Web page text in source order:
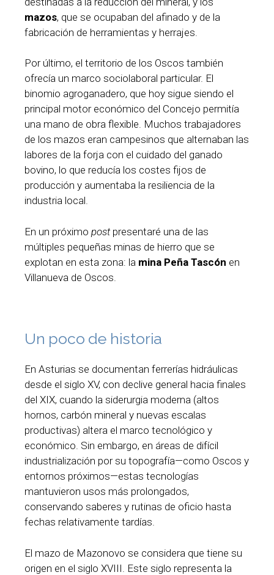
mazos, que se ocupaban del afinado y de la
fabricación de herramientas y herrajes.
Por último, el territorio de los Oscos también
ofrecía un marco sociolaboral particular. El
binomio agroganadero, que hoy sigue siendo el
principal motor económico del Concejo permitía
una mano de obra flexible. Muchos trabajadores
de los mazos eran campesinos que alternaban las
labores de la forja con el cuidado del ganado
bovino, lo que reducía los costes fijos de
producción y aumentaba la resiliencia de la
industria local.
En un próximo postpresentaré una de las
múltiples pequeñas minas de hierro que se
explotan en esta zona: la mina Peña Tascón en
Villanueva de Oscos.
Un poco de historia
En Asturias se documentan ferrerías hidráulicas
desde el siglo XV, con declive general hacia finales
del XIX, cuando la siderurgia moderna (altos
hornos, carbón mineral y nuevas escalas
productivas) altera el marco tecnológico y
económico. Sin embargo, en áreas de difícil
industrialización por su topografía—como Oscos y
entornos próximos—estas tecnologías
mantuvieron usos más prolongados,
conservando saberes y rutinas de oficio hasta
fechas relativamente tardías.
El mazo de Mazonovo se considera que tiene su
origen en el siglo XVIII. Este siglo representa la